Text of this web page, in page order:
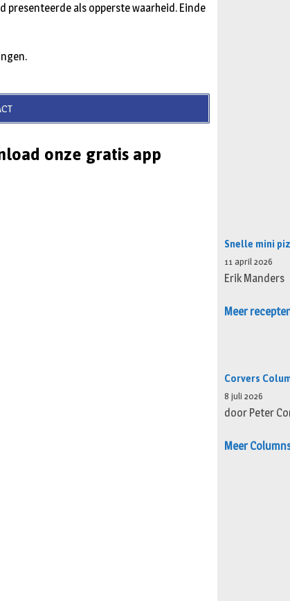
presenteerde als opperste waarheid. Einde
onze gratis app
Snelle mini
11 april 2026
Erik Manders
Meer recepten
Corvers
8 juli 2026
door Peter
Meer Columns